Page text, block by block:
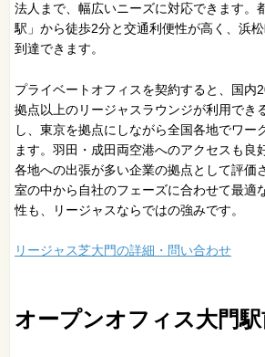
法人まで、幅広いニーズに対応できます。
駅」から徒歩2分と交通利便性が高く、浜
到達できます。
プライベートオフィスを契約すると、国内
拠点以上のリージャスラウンジが利用でき
し、東京を拠点にしながら全国各地でワー
ます。羽田・成田両空港へのアクセスも良
各地への出張が多い企業の拠点として評価
室の中から自社のフェーズに合わせて最適
性も、リージャスならではの強みです。
リージャス芝大門の詳細・問い合わせ
オープンオフィス大門